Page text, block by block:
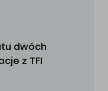
dwóch
z TFI